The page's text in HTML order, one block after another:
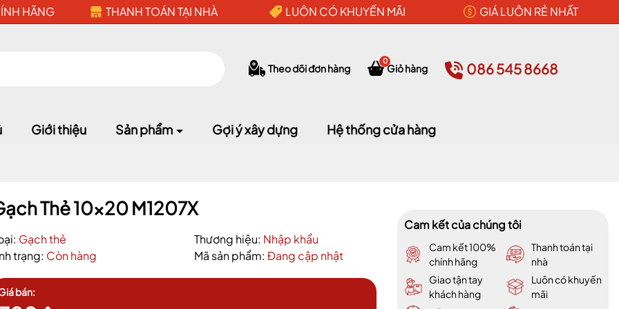
HÃNG THANH TOÁN TẠI NHÀ LUÔN CÓ KHUYẾN MÃI GIÁ LUÔN RẺ NHẤT
Theo dõi đơn hàng Giỏ hàng
0 086 545 8668
Giới thiệu Sản phẩm Gợi ý xây dựng Hệ thống cửa hàng
Thẻ 10x20 M1207X
Gạch thẻ Thương hiệu: Nhập khẩu
trạng: Còn hàng Mã sản phẩm: Đang cập nhật
bán:
Cam kết của chúng tôi
Cam kết 100%
chính hãng
Thanh toán tại
nhà
Giao tận tay
khách hàng
Luôn có khuyến
mãi
Mã giảm giá:
Ngày hết hạn:
Điều kiện: